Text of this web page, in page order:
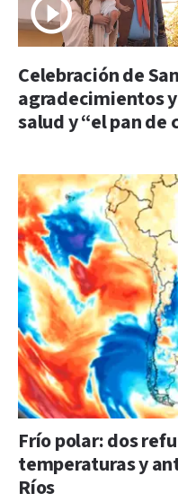
Celebración de
agradecimientos
salud y “el pan de
Frío polar: dos
temperaturas y
Ríos